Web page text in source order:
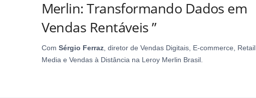
Merlin: Transformando Dados em
Vendas Rentáveis ”
Com Sérgio Ferraz, diretor de Vendas Digitais, E-commerce, Retail
Media e Vendas à Distância na Leroy Merlin Brasil.